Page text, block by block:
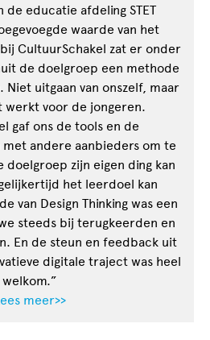
de educatie afdeling STET
waarde van het
CultuurSchakel zat er onder
de doelgroep een methode
uitgaan van onszelf, maar
werkt voor de jongeren.
gaf ons de tools en de
andere aanbieders om te
doelgroep zijn eigen ding kan
het leerdoel kan
van Design Thinking was een
steeds bij terugkeerden en
En de steun en feedback uit
digitale traject was heel
welkom.”
meer>>